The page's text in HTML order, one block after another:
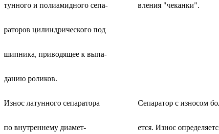
тунного и полиамидного сепа- вления "чеканки".
раторов цилиндрического под
шипника, приводящее к выпа-
данию роликов.
Износ латунного сепаратора Сепаратор с износом
по внутреннему диамет- ется. Износ